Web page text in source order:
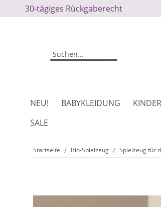
30-tägiges Rückgaberecht
NEU! BABYKLEIDUNG
SALE
Startseite Bio-Spielzeug Spielzeug für